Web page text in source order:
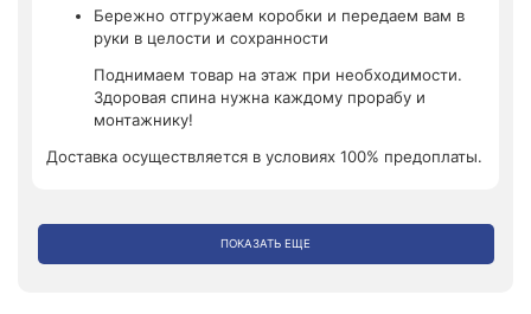
Бережно отгружаем коробки и передаем вам в
руки в целости и сохранности
Поднимаем товар на этаж при необходимости.
Здоровая спина нужна каждому прорабу и
монтажнику!
Доставка осуществляется в условиях 100% предоплаты.
ПОКАЗАТЬ ЕЩЕ